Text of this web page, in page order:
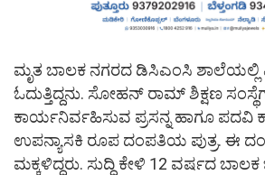
ಮೃತ ಬಾಲಕ ನಗರದ ಡಿಸಿಎಂಸಿ ಶಾಲೆಯಲ್ಲಿ
ಓದುತ್ತಿದ್ದನು. ಸೋಹನ್ ರಾಮ್ ಶಿಕ್ಷಣ
ಕಾರ್ಯನಿರ್ವಹಿಸುವ ಪ್ರಸನ್ನ ಹಾಗೂ ಪದವಿ
ಉಪನ್ಯಾಸಕಿ ರೂಪ ದಂಪತಿಯ ಪುತ್ರ. ಈ
ಮಕ್ಕಳಿದ್ದರು. ಸುದ್ದಿ ಕೇಳಿ 12 ವರ್ಷದ